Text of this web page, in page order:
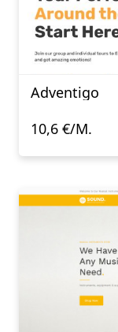
Adventigo
10,6 €/M.